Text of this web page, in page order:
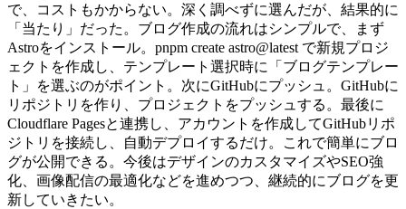
で、コストもかからない。深く調べずに選んだが、結果的に
「当たり」だった。ブログ作成の流れはシンプルで、まず
Astroをインストール。pnpm create astro@latest で新規プロジ
ェクトを作成し、テンプレート選択時に「ブログテンプレー
ト」を選ぶのがポイント。次にGitHubにプッシュ。GitHubに
リポジトリを作り、プロジェクトをプッシュする。最後に
Cloudflare Pagesと連携し、アカウントを作成してGitHubリポ
ジトリを接続し、自動デプロイするだけ。これで簡単にブロ
グが公開できる。今後はデザインのカスタマイズやSEO強
化、画像配信の最適化などを進めつつ、継続的にブログを更
新していきたい。